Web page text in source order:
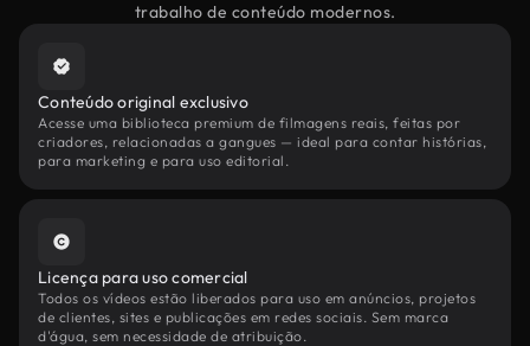
trabalho de conteúdo modernos.
Conteúdo original exclusivo
Acesse uma biblioteca premium de filmagens reais, feitas por
criadores, relacionadas a gangues — ideal para contar histórias,
para marketing e para uso editorial.
Licença para uso comercial
Todos os vídeos estão liberados para uso em anúncios, projetos
de clientes, sites e publicações em redes sociais. Sem marca
d'água, sem necessidade de atribuição.